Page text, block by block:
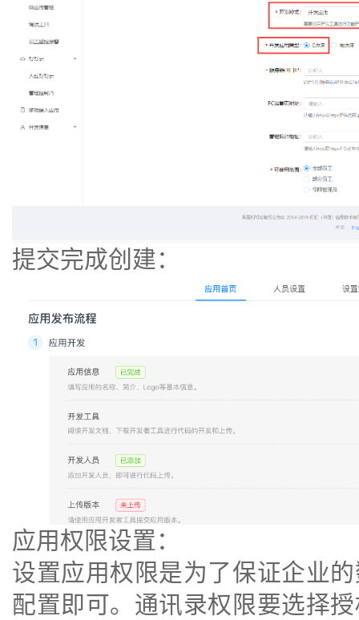
提交完成创建：
应用权限设置：
设置应用权限是为了保证企业
配置即可。通讯录权限要选择